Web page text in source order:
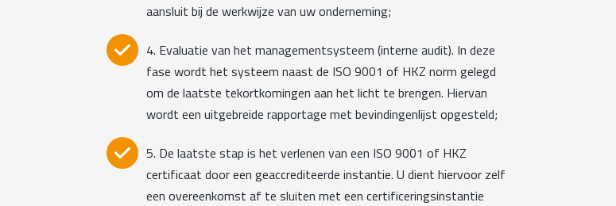
aansluit bij de werkwijze van uw onderneming;
4. Evaluatie van het managementsysteem (interne audit). In deze
fase wordt het systeem naast de ISO 9001 of HKZ norm gelegd
om de laatste tekortkomingen aan het licht te brengen. Hiervan
wordt een uitgebreide rapportage met bevindingenlijst opgesteld;
5. De laatste stap is het verlenen van een ISO 9001 of HKZ
certificaat door een geaccrediteerde instantie. U dient hiervoor zelf
een overeenkomst af te sluiten met een certificeringsinstantie